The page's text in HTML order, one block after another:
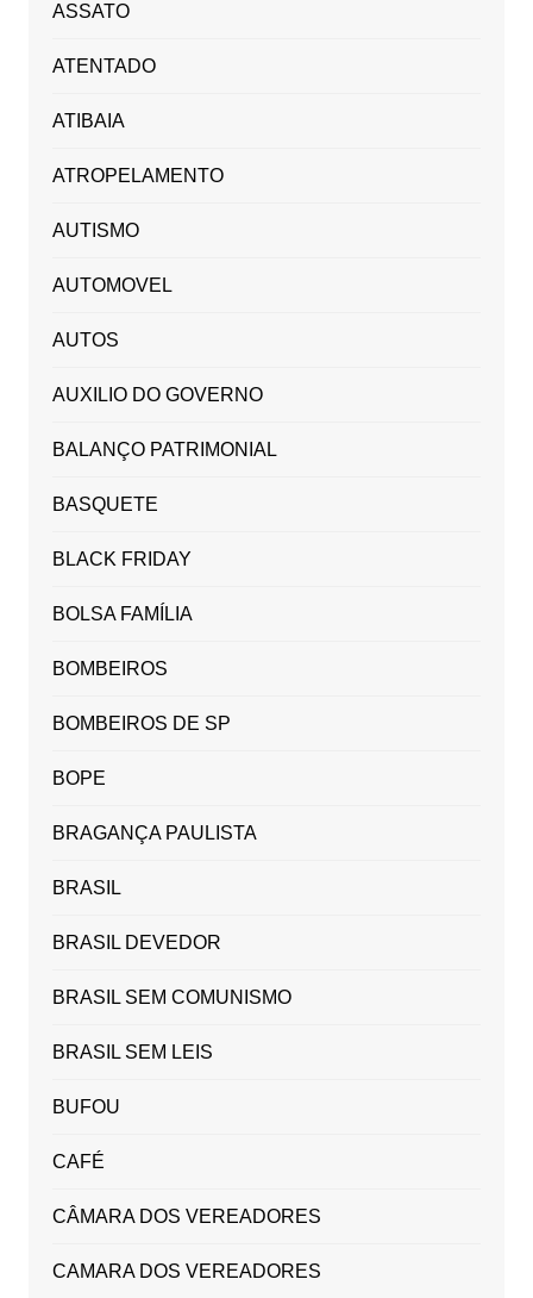
ASSATO
ATENTADO
ATIBAIA
ATROPELAMENTO
AUTISMO
AUTOMOVEL
AUTOS
AUXILIO DO GOVERNO
BALANÇO PATRIMONIAL
BASQUETE
BLACK FRIDAY
BOLSA FAMÍLIA
BOMBEIROS
BOMBEIROS DE SP
BOPE
BRAGANÇA PAULISTA
BRASIL
BRASIL DEVEDOR
BRASIL SEM COMUNISMO
BRASIL SEM LEIS
BUFOU
CAFÉ
CÂMARA DOS VEREADORES
CAMARA DOS VEREADORES